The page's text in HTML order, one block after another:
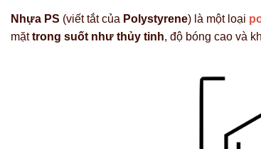
Nhựa PS (viết tắt của Polystyrene) là một loại
mặttrong suốt như thủy tinh, độ bóng cao và